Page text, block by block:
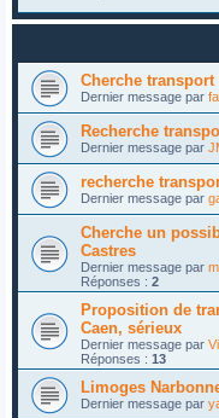
Cherche
Dernier message par
Recherche
Dernier message par
recherche
Dernier message par
Cherche un
Castres
Dernier message par
Réponses : 2
Proposition de
Caen, sérieux
Dernier message par
Réponses : 13
Limoges
Dernier message par